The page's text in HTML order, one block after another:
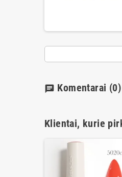
chat Komentarai (0)
Klientai, kurie